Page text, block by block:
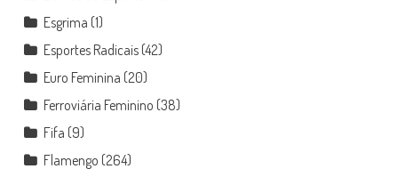
Esgrima (1)
Esportes Radicais(42)
Euro Feminina (20)
Ferroviária Feminino (38)
Fifa (9)
Flamengo (264)